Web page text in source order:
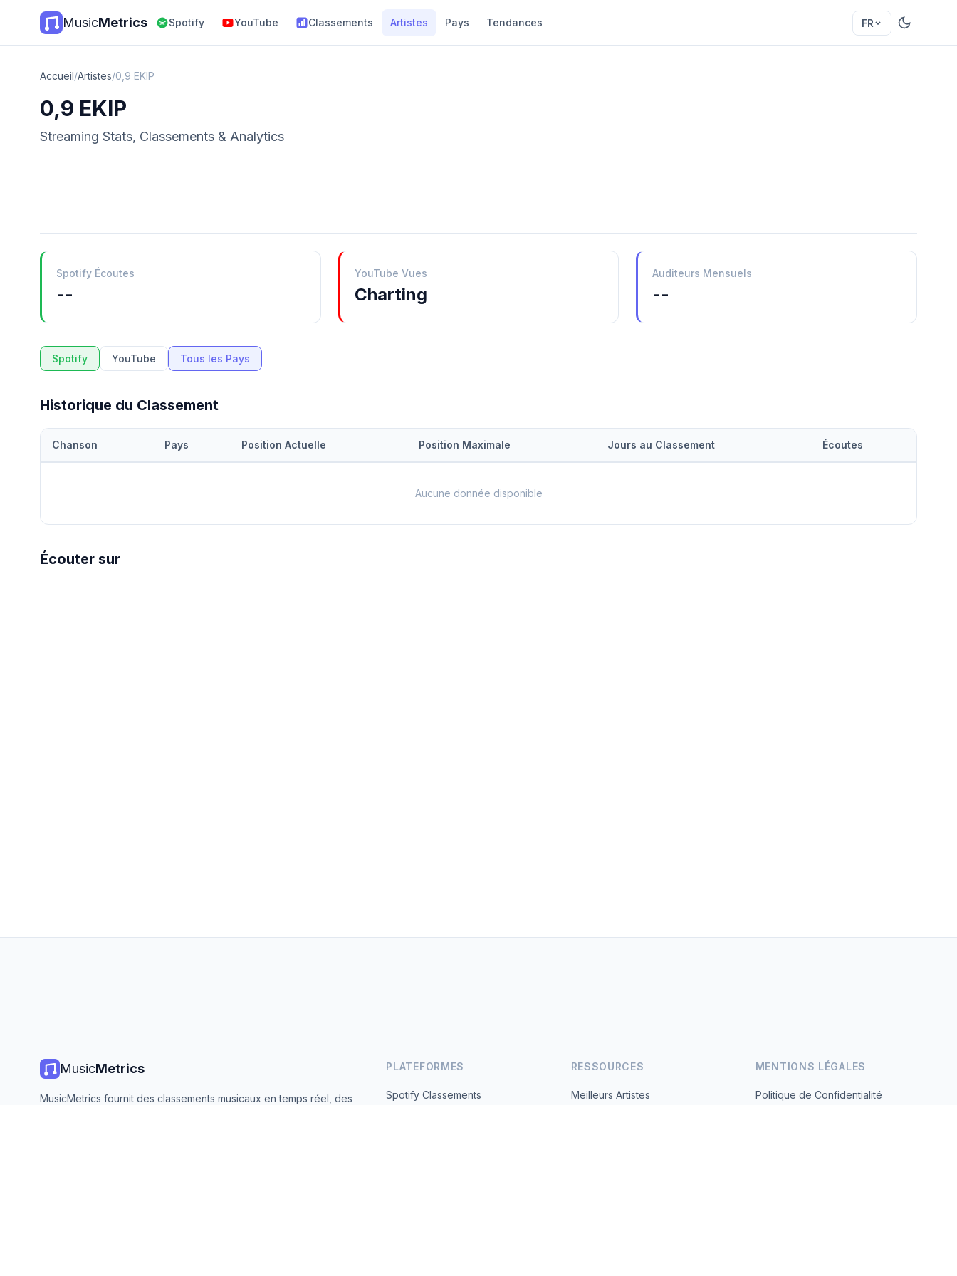
MusicMetrics Spotify YouTube Classements Artistes Pays Tendances FR
Accueil/Artistes/0,9 EKIP
0,9 EKIP
Streaming Stats, Classements & Analytics
Spotify Écoutes
--
YouTube Vues
Charting
Auditeurs Mensuels
--
Spotify YouTube Tous les Pays
Historique du Classement
Chanson Pays Position Actuelle Position Maximale Jours au Classement Écoutes
Aucune donnée disponible
Écouter sur
MusicMetrics
MusicMetrics fournit des classements musicaux en temps réel, des
PLATEFORMES
Spotify Classements
RESSOURCES
Meilleurs Artistes
MENTIONS LÉGALES
Politique de Confidentialité